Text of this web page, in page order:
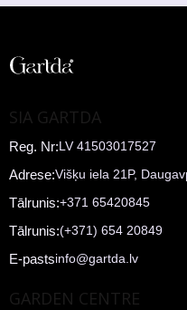
SIA GARTDA
Reg. Nr:LV 41503017527
Adrese:Višķu iela 21P,
Tālrunis:+371 65420845
Tālrunis:(+371) 654 20849
E-pastsinfo@gartda.lv
GARDEN CENTRE